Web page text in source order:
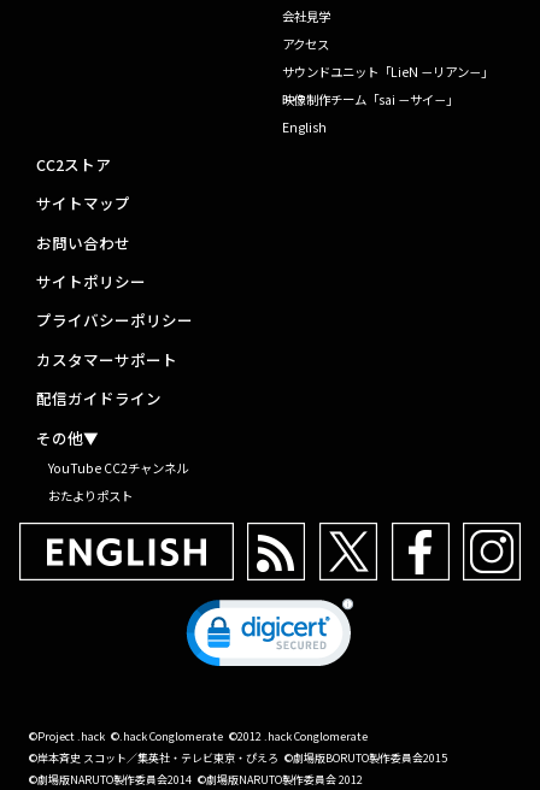
会社見学
アクセス
サウンドユニット「LieN －リアン－」
映像制作チーム「sai －サイ－」
English
CC2ストア
サイトマップ
お問い合わせ
サイトポリシー
プライバシーポリシー
カスタマーサポート
配信ガイドライン
その他▼
YouTube CC2チャンネル
おたよりポスト
©Project .hack ©.hack Conglomerate ©2012 .hack Conglomerate
©岸本斉史 スコット／集英社・テレビ東京・ぴえろ ©劇場版BORUTO製作委員会2015
©劇場版NARUTO製作委員会2014 ©劇場版NARUTO製作委員会 2012